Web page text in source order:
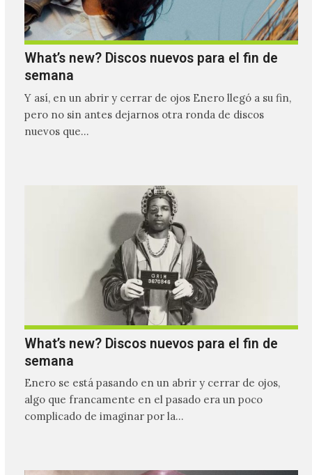
What’s new? Discos nuevos para el fin de
semana
Y así, en un abrir y cerrar de ojos Enero llegó a su fin,
pero no sin antes dejarnos otra ronda de discos
nuevos que…
What’s new? Discos nuevos para el fin de
semana
Enero se está pasando en un abrir y cerrar de ojos,
algo que francamente en el pasado era un poco
complicado de imaginar por la…